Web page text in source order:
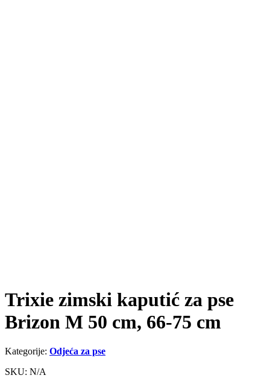
Trixie zimski kaputić za pse
Brizon M 50 cm, 66-75 cm
Kategorije: Odjeća za pse
SKU: N/A